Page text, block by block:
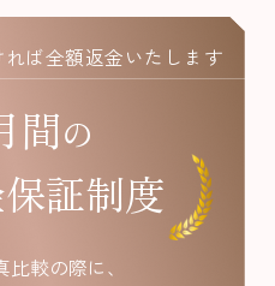
ば全額返金いたします
間の
証制度
較の際に、